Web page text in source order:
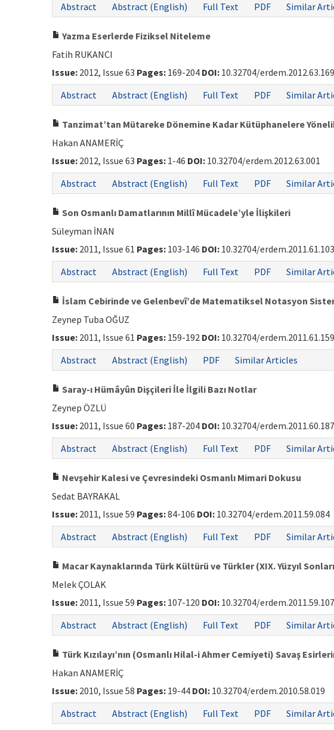
Abstract
Abstract (English) Full Text PDF Similar
Yazma Eserlerde Fiziksel Niteleme
Fatih RUKANCI
Issue: 2012, Issue 63 Pages: 169-204 DOI: 10.32704/erdem.2012.63.169
Abstract
Abstract (English) Full Text PDF Similar
Tanzimat’tan Mütareke Dönemine Kadar Kütüphanelere
Hakan ANAMERİÇ
Issue: 2012, Issue 63 Pages: 1-46 DOI: 10.32704/erdem.2012.63.001
Abstract
Abstract (English) Full Text PDF Similar
Son Osmanlı Damatlarının Millî Mücadele’yle İlişkileri
Süleyman İNAN
Issue: 2011, Issue 61 Pages: 103-146 DOI: 10.32704/erdem.2011.61.103
Abstract
Abstract (English) Full Text PDF Similar
İslam Cebirinde ve Gelenbevî’de Matematiksel Notasyon
Zeynep Tuba OĞUZ
Issue: 2011, Issue 61 Pages: 159-192 DOI: 10.32704/erdem.2011.61.159
Abstract
Abstract (English) PDF Similar Articles
Saray-ı Hümâyûn Dişçileri İle İlgili Bazı Notlar
Zeynep ÖZLÜ
Issue: 2011, Issue 60 Pages: 187-204 DOI: 10.32704/erdem.2011.60.187
Abstract
Abstract (English) Full Text PDF Similar
Nevşehir Kalesi ve Çevresindeki Osmanlı Mimari Dokusu
Sedat BAYRAKAL
Issue: 2011, Issue 59 Pages:84-106 DOI: 10.32704/erdem.2011.59.084
Abstract
Abstract (English) Full Text PDF Similar
Macar Kaynaklarında Türk Kültürü ve Türkler (XIX. Yüzyıl Sonları
Melek ÇOLAK
Issue: 2011, Issue 59 Pages: 107-120 DOI: 10.32704/erdem.2011.59.107
Abstract
Abstract (English) Full Text PDF Similar
Türk Kızılayı’nın (Osmanlı Hilal-i Ahmer Cemiyeti) Savaş
Hakan ANAMERİÇ
Issue: 2010, Issue 58 Pages: 19-44 DOI: 10.32704/erdem.2010.58.019
Abstract
Abstract (English) Full Text PDF Similar